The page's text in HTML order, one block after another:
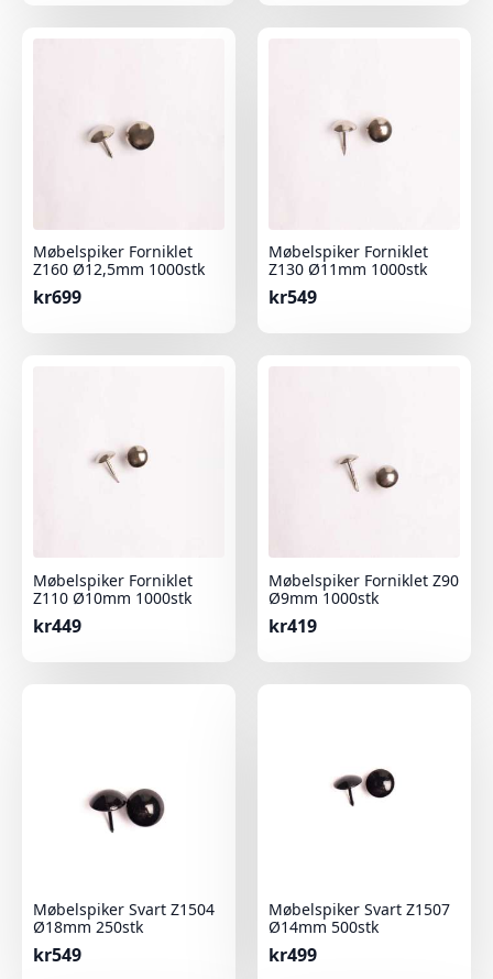
Møbelspiker Forniklet
Z160 Ø12,5mm 1000stk
kr699
Møbelspiker Forniklet
Z130 Ø11mm 1000stk
kr549
Møbelspiker Forniklet
Z110 Ø10mm 1000stk
kr449
Møbelspiker Forniklet Z90
Ø9mm 1000stk
kr419
Møbelspiker Svart Z1504
Ø18mm 250stk
kr549
Møbelspiker Svart Z1507
Ø14mm 500stk
kr499